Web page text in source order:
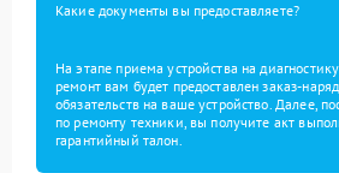
Какие документы вы предоставляете?
На этапе приема устройства на
ремонт вам будет предоставлен заказ-
обязательств на ваше устройство. Далее,
по ремонту техники, вы получите акт
гарантийный талон.